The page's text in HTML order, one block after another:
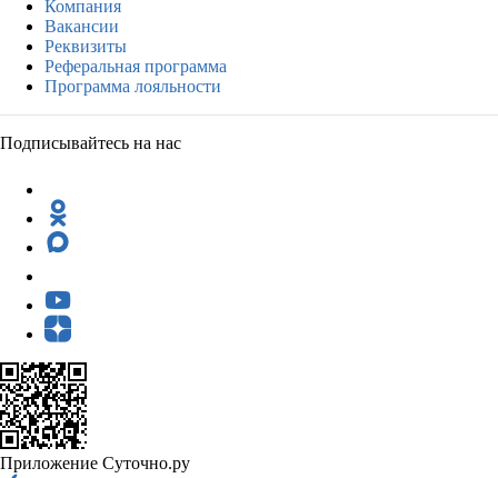
Компания
Вакансии
Реквизиты
Реферальная программа
Программа лояльности
Подписывайтесь на нас
Приложение Суточно.ру